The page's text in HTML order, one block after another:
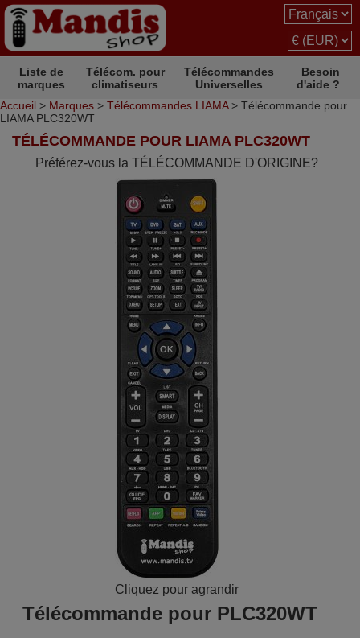
Liste de
marques
Télécom. pour
climatiseurs
Télécommandes
Universelles
Besoin
d'aide ?
Accueil > Marques > Télécommandes LIAMA> Télécommande pour
LIAMA PLC320WT
TÉLÉCOMMANDE POUR LIAMA PLC320WT
Préférez-vous la TÉLÉCOMMANDE D'ORIGINE?
Cliquez pour agrandir
Télécommande pour PLC320WT